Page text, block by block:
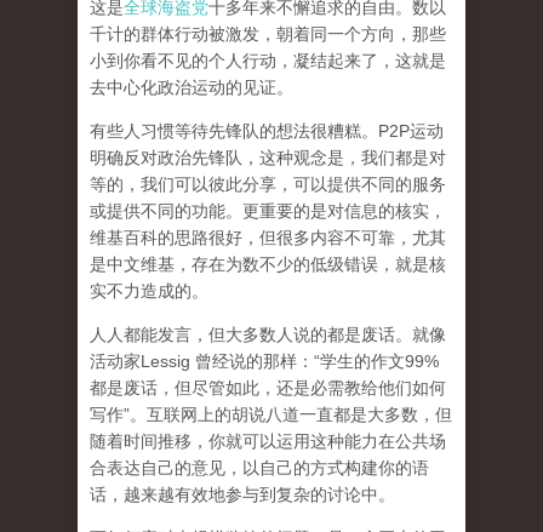
这是全球海盗党十多年来不懈追求的自由。数以
千计的群体行动被激发，朝着同一个方向，那些
小到你看不见的个人行动，凝结起来了， 这就是
去中心化政治运动的见证。
有些人习惯等待先锋队的想法很糟糕。P2P运动
明确反对政治先锋队，这种观念是，我们都是对
等的，我们可以彼此分享，可以提供不同的服务
或提供不同的功能。更重要的是对信息的核实，
维基百科的思路很好，但很多内容不可靠，尤其
是中文维基，存在为数不少的低级错误，就是核
实不力造成的。
人人都能发言，但大多数人说的都是废话。就像
活动家Lessig 曾经说的那样：“学生的作文99%
都是废话，但尽管如此，还是必需教给他们如何
写作”。互联网上的胡说八道一直都是大多数，但
随着时间推移，你就可以运用这种能力在公共场
合表达自己的意见，以自己的方式构建你的语
话，越来越有效地参与到复杂的讨论中。